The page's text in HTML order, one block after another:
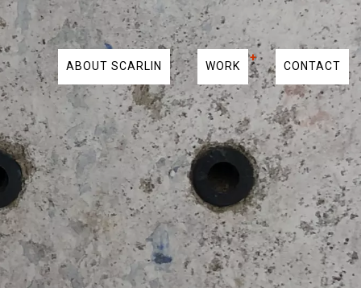
ABOUT SCARLIN WORK CONTACT